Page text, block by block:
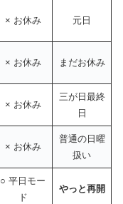
× お休み 元日
× お休み まだお休み
× お休み
三が日最終
日
× お休み
普通の日曜
扱い
○ 平日モー
ド
やっと再開